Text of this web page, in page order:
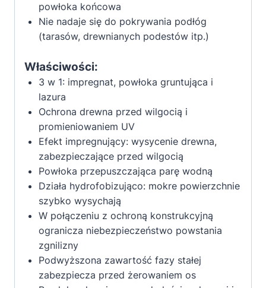
powłoka końcowa
Nie nadaje się do pokrywania podłóg
(tarasów, drewnianych podestów itp.)
Właściwości:
3 w 1: impregnat, powłoka gruntująca i
lazura
Ochrona drewna przed wilgocią i
promieniowaniem UV
Efekt impregnujący: wysycenie drewna,
zabezpieczające przed wilgocią
Powłoka przepuszczająca parę wodną
Działa hydrofobizująco: mokre powierzchnie
szybko wysychają
W połączeniu z ochroną konstrukcyjną
ogranicza niebezpieczeństwo powstania
zgnilizny
Podwyższona zawartość fazy stałej
zabezpiecza przed żerowaniem os